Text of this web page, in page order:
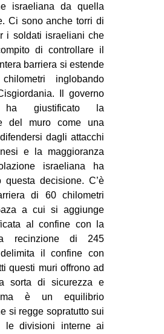
israeliana da quella
Ci sono anche torri di
i soldati israeliani che
di controllare il
barriera si estende
inglobando
Il governo
ha giustificato la
del muro come una
dagli attacchi
e la maggioranza
israeliana ha
questa decisione. C’è
di 60 chilometri
a cui si aggiunge
al confine con la
recinzione di 245
il confine con
questi muri offrono ad
sorta di sicurezza e
ma è un equilibrio
si regge sopratutto sui
le divisioni interne ai